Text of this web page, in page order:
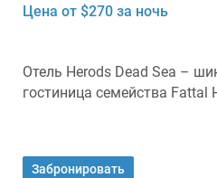
Цена от $270 за ночь
Отель Herods Dead Sea –
гостиница семейства Fattal
Забронировать